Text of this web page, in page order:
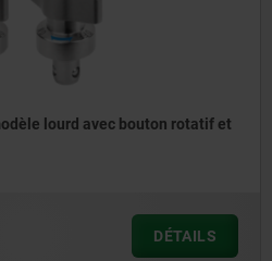
lourd avec bouton rotatif et
DÉTAILS